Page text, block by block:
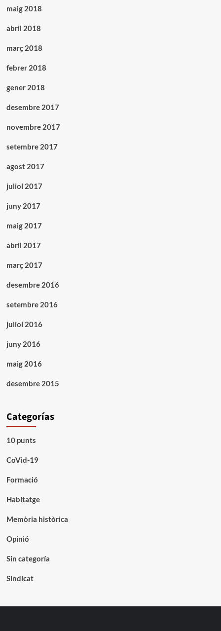
maig 2018
abril 2018
març 2018
febrer 2018
gener 2018
desembre 2017
novembre 2017
setembre 2017
agost 2017
juliol 2017
juny 2017
maig 2017
abril 2017
març 2017
desembre 2016
setembre 2016
juliol 2016
juny 2016
maig 2016
desembre 2015
Categorías
10 punts
CoVid-19
Formació
Habitatge
Memòria històrica
Opinió
Sin categoría
Sindicat